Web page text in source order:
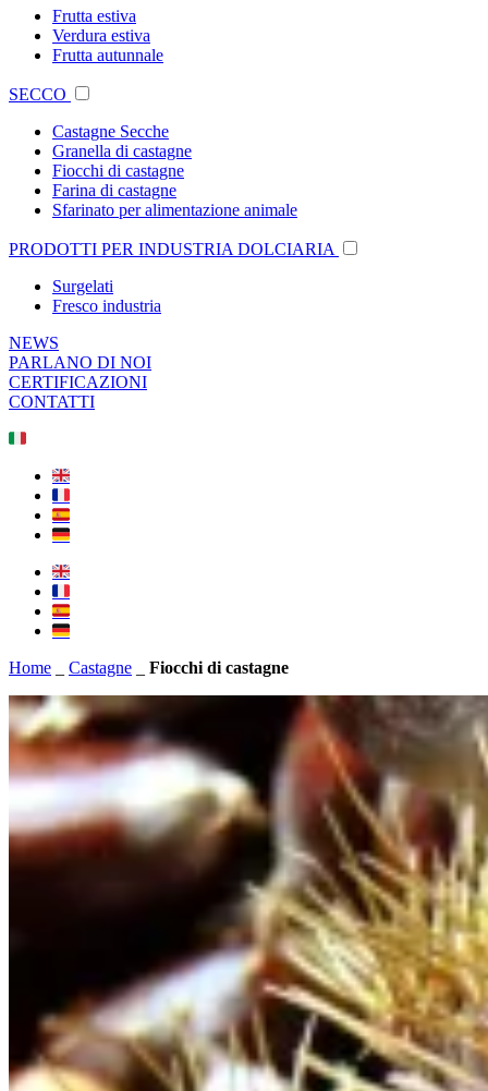
Frutta estiva
Verdura estiva
Frutta autunnale
SECCO
Castagne Secche
Granella di castagne
Fiocchi di castagne
Farina di castagne
Sfarinato per alimentazione animale
PRODOTTI PER INDUSTRIA DOLCIARIA
Surgelati
Fresco industria
NEWS
PARLANO DI NOI
CERTIFICAZIONI
CONTATTI
🇮🇹
🇬🇧
🇫🇷
🇪🇸
🇩🇪
🇬🇧
🇫🇷
🇪🇸
🇩🇪
Home
Castagne Fiocchi di castagne